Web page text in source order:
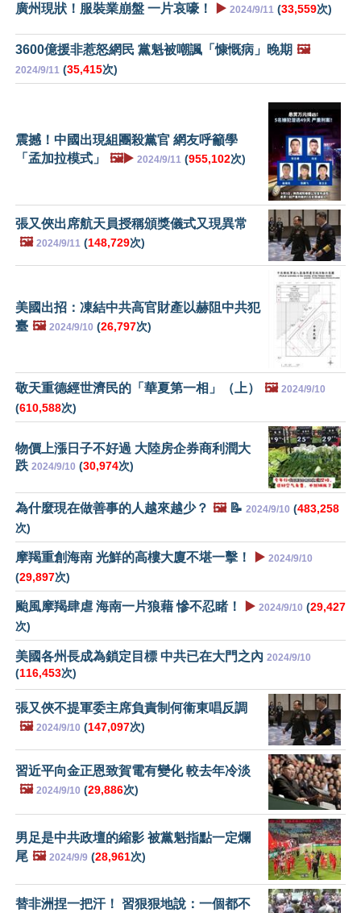
廣州現狀！服裝業崩盤 一片哀嚎！ ▶️ 2024/9/11 (33,559次)
3600億援非惹怒網民 黨魁被嘲諷「慷慨病」晚期 🖼️
2024/9/11 (35,415次)
震撼！中國出現組團殺黨官 網友呼籲學
「孟加拉模式」
🖼️▶️ 2024/9/11 (955,102次)
張又俠出席航天員授稱頒獎儀式又現異常
🖼️ 2024/9/11 (148,729次)
美國出招：凍結中共高官財產以赫阻中共犯
臺 🖼️ 2024/9/10 (26,797次)
敬天重德經世濟民的「華夏第一相」（上） 🖼️ 2024/9/10
(610,588次)
物價上漲日子不好過 大陸房企券商利潤大
跌 2024/9/10 (30,974次)
為什麼現在做善事的人越來越少？ 🖼️📝 2024/9/10 (483,258
次)
摩羯重創海南 光鮮的高樓大廈不堪一擊！ ▶️ 2024/9/10
(29,897次)
颱風摩羯肆虐 海南一片狼藉 慘不忍睹！ ▶️ 2024/9/10 (29,427
次)
美國各州長成為鎖定目標 中共已在大門之內 2024/9/10
(116,453次)
張又俠不提軍委主席負責制何衞東唱反調
🖼️ 2024/9/10 (147,097次)
習近平向金正恩致賀電有變化 較去年冷淡
🖼️ 2024/9/10 (29,886次)
男足是中共政壇的縮影 被黨魁指點一定爛
尾 🖼️ 2024/9/9 (28,961次)
替非洲捏一把汗！ 習狠狠地說：一個都不